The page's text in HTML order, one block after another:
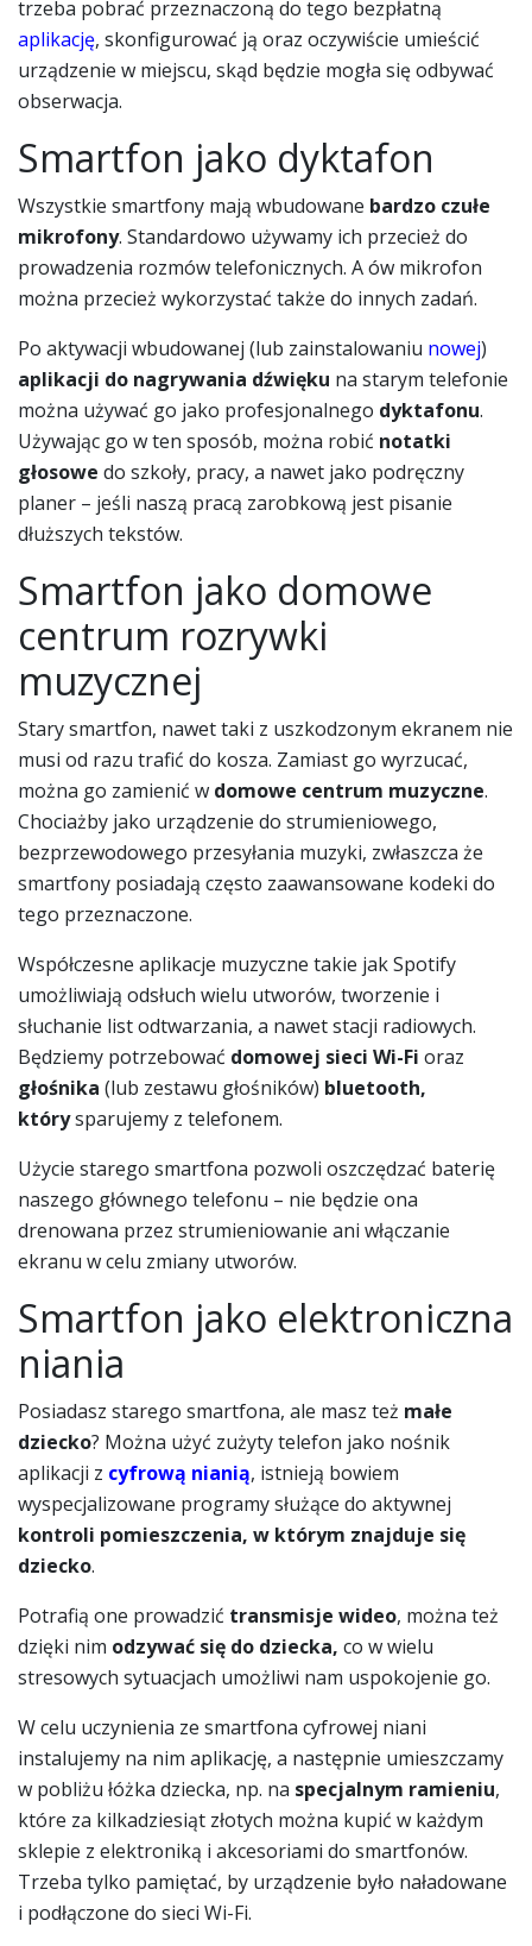
trzeba pobrać przeznaczoną do tego bezpłatną
aplikację, skonfigurować ją oraz oczywiście umieścić
urządzenie w miejscu, skąd będzie mogła się odbywać
obserwacja.
Smartfon jako dyktafon
Wszystkie smartfony mają wbudowane bardzo czułe
mikrofony. Standardowo używamy ich przecież do
prowadzenia rozmów telefonicznych. A ów mikrofon
można przecież wykorzystać także do innych zadań.
Po aktywacji wbudowanej (lub zainstalowaniu nowej)
aplikacji do nagrywania dźwięku na starym telefonie
można używać go jako profesjonalnego dyktafonu.
Używając go w ten sposób, można robić notatki
głosowe do szkoły, pracy, a nawet jako podręczny
planer – jeśli naszą pracą zarobkową jest pisanie
dłuższych tekstów.
Smartfon jako domowe
centrum rozrywki
muzycznej
Stary smartfon, nawet taki z uszkodzonym ekranem nie
musi od razu trafić do kosza. Zamiast go wyrzucać,
można go zamienić w domowe centrum muzyczne.
Chociażby jako urządzenie do strumieniowego,
bezprzewodowego przesyłania muzyki, zwłaszcza że
smartfony posiadają często zaawansowane kodeki do
tego przeznaczone.
Współczesne aplikacje muzyczne takie jak Spotify
umożliwiają odsłuch wielu utworów, tworzenie i
słuchanie list odtwarzania, a nawet stacji radiowych.
Będziemy potrzebować domowej sieci Wi-Fi oraz
głośnika (lub zestawu głośników) bluetooth,
którysparujemy z telefonem.
Użycie starego smartfona pozwoli oszczędzać baterię
naszego głównego telefonu – nie będzie ona
drenowana przez strumieniowanie ani włączanie
ekranu w celu zmiany utworów.
Smartfon jako elektroniczna
niania
Posiadasz starego smartfona, ale masz też małe
dziecko? Można użyć zużyty telefon jako nośnik
aplikacji z cyfrową nianią, istnieją bowiem
wyspecjalizowane programy służące do aktywnej
kontroli pomieszczenia, w którym znajduje się
dziecko.
Potrafią one prowadzić transmisje wideo, można też
dzięki nim odzywać się do dziecka, co w wielu
stresowych sytuacjach umożliwi nam uspokojenie go.
W celu uczynienia ze smartfona cyfrowej niani
instalujemy na nim aplikację, a następnie umieszczamy
w pobliżu łóżka dziecka, np. na specjalnym ramieniu,
które za kilkadziesiąt złotych można kupić w każdym
sklepie z elektroniką i akcesoriami do smartfonów.
Trzeba tylko pamiętać, by urządzenie było naładowane
i podłączone do sieci Wi-Fi.